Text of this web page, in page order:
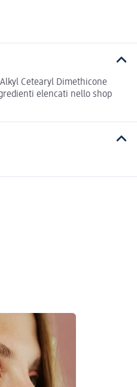
Cetearyl Dimethicone
elencati nello shop